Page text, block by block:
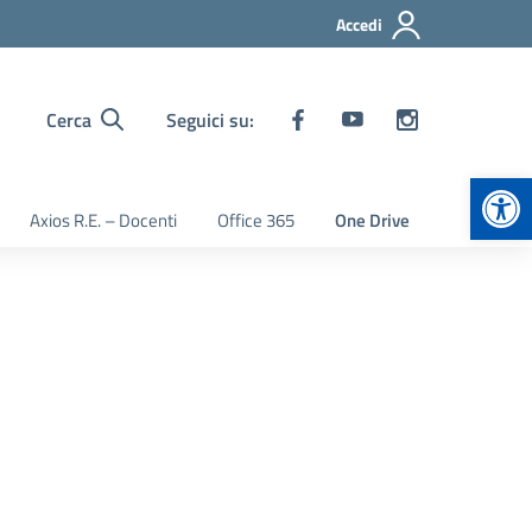
Accedi
Cerca Seguici su:
Axios R.E. – Docenti Office 365 One Drive